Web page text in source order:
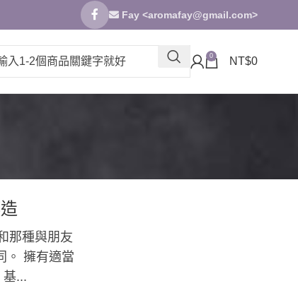
Fay <aromafay@gmail.com>
0 NT$0
那種與朋友
。 擁有適當
基...